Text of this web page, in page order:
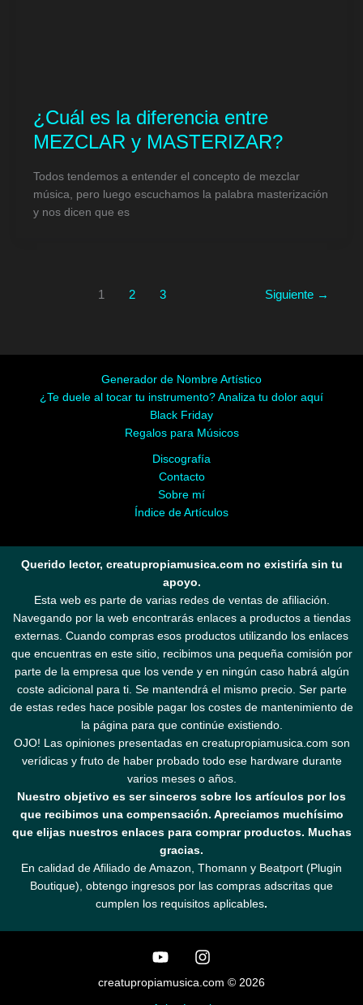
¿Cuál es la diferencia entre
MEZCLAR y MASTERIZAR?
Todos tendemos a entender el concepto de mezclar
música, pero luego escuchamos la palabra masterización
y nos dicen que es
1 2 3 Siguiente →
Generador de Nombre Artístico
¿Te duele al tocar tu instrumento? Analiza tu dolor aquí
Black Friday
Regalos para Músicos
Discografía
Contacto
Sobre mí
Índice de Artículos
Querido lector, creatupropiamusica.com no existiría sin tu
apoyo.
Esta web es parte de varias redes de ventas de afiliación.
Navegando por la web encontrarás enlaces a productos a tiendas
externas. Cuando compras esos productos utilizando los enlaces
que encuentras en este sitio, recibimos una pequeña comisión por
parte de la empresa que los vende y en ningún caso habrá algún
coste adicional para ti. Se mantendrá el mismo precio. Ser parte
de estas redes hace posible pagar los costes de mantenimiento de
la página para que continúe existiendo.
OJO! Las opiniones presentadas en creatupropiamusica.com son
verídicas y fruto de haber probado todo ese hardware durante
varios meses o años.
Nuestro objetivo es ser sinceros sobre los artículos por los
que recibimos una compensación. Apreciamos muchísimo
que elijas nuestros enlaces para comprar productos. Muchas
gracias.
En calidad de Afiliado de Amazon, Thomann y Beatport (Plugin
Boutique), obtengo ingresos por las compras adscritas que
cumplen los requisitos aplicables.
creatupropiamusica.com © 2026